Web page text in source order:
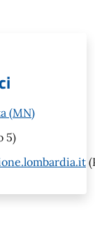
(MN)
5)